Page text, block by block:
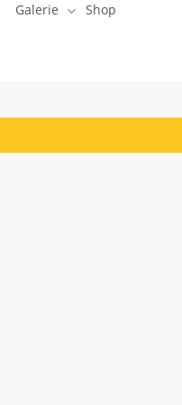
Galerie Shop